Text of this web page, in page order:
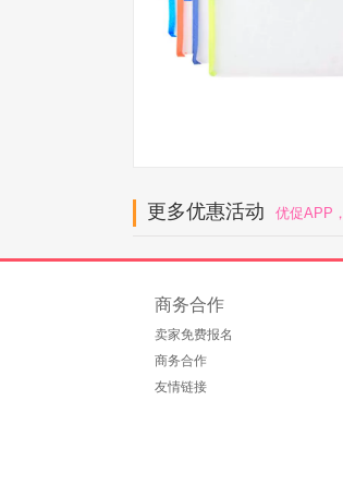
更多优惠活动 优促APP
商务合作
卖家免费报名
商务合作
友情链接